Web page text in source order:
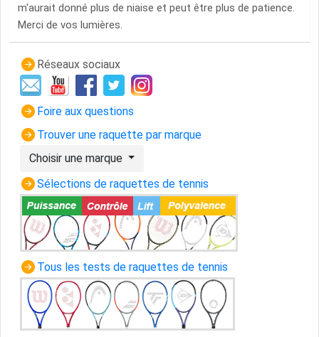
m'aurait donné plus de niaise et peut être plus de patience.
Merci de vos lumières.
Réseaux sociaux
Foire aux questions
Trouver une raquette par marque
Choisir une marque
Sélections de raquettes de tennis
Tous les tests de raquettes de tennis